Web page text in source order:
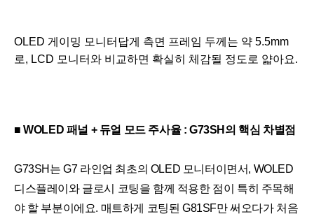
OLED 게이밍 모니터답게 측면 프레임 두께는 약 5.5mm
로, LCD 모니터와 비교하면 확실히 체감될 정도로 얇아요.
■WOLED 패널 + 듀얼 모드 주사율 : G73SH의 핵심 차별점
G73SH는 G7 라인업 최초의 OLED 모니터이면서, WOLED
디스플레이와 글로시 코팅을 함께 적용한 점이 특히 주목해
야 할 부분이에요. 매트하게 코팅된 G81SF만 써오다가 처음